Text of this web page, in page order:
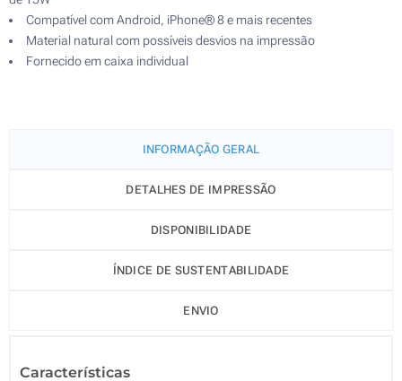
Compatível com Android, iPhone® 8 e mais recentes
Material natural com possíveis desvios na impressão
Fornecido em caixa individual
INFORMAÇÃO GERAL
DETALHES DE IMPRESSÃO
DISPONIBILIDADE
ÍNDICE DE SUSTENTABILIDADE
ENVIO
Características